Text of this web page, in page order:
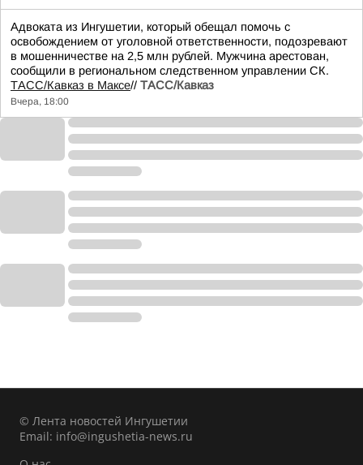
Адвоката из Ингушетии, который обещал помочь с
освобождением от уголовной ответственности, подозревают
в мошенничестве на 2,5 млн рублей. Мужчина арестован,
сообщили в региональном следственном управлении СК.
ТАСС/Кавказ в Максе// ТАСС/Кавказ
Вчера, 18:00
© Лента новостей Ингушетии
Email: info@ingushetia-news.ru